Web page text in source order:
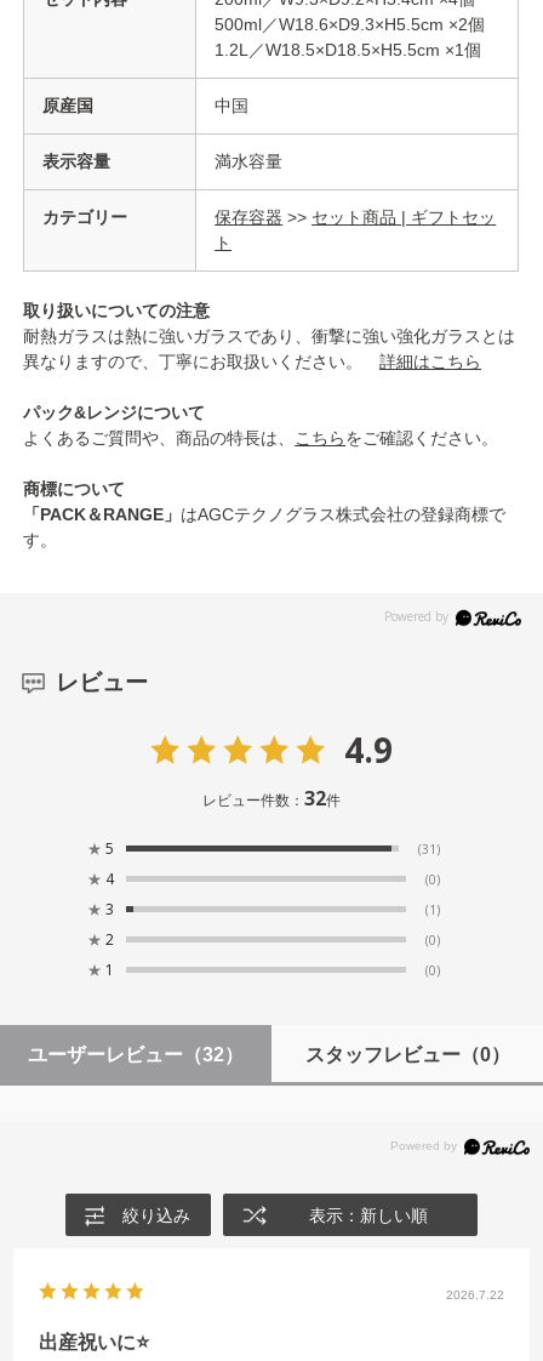
500ml／W18.6×D9.3×H5.5cm ×2個
1.2L／W18.5×D18.5×H5.5cm ×1個
原産国 中国
表示容量 満水容量
カテゴリー 保存容器 >> セット商品 | ギフトセッ
ト
取り扱いについての注意
耐熱ガラスは熱に強いガラスであり、衝撃に強い強化ガラスとは
異なりますので、丁寧にお取扱いください。詳細はこちら
パック&レンジについて
よくあるご質問や、商品の特長は、 こちらをご確認ください。
商標について
「PACK＆RANGE」 はAGCテクノグラス株式会社の登録商標で
す。
レビュー
4.9
レビュー件数： 32件
★ 5 (31)
★ 4 (0)
★ 3 (1)
★ 2 (0)
★ 1 (0)
ユーザーレビュー （32） スタッフレビュー（0）
絞り込み 表示：新しい順
2026.7.22
出産祝いに⭐